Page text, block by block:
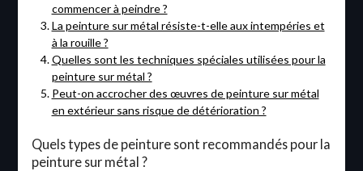
commencer à peindre ?
La peinture sur métal résiste-t-elle aux intempéries et
à la rouille ?
Quelles sont les techniques spéciales utilisées pour la
peinture sur métal ?
Peut-on accrocher des œuvres de peinture sur métal
en extérieur sans risque de détérioration ?
Quels types de peinture sont recommandés pour la
peinture sur métal ?